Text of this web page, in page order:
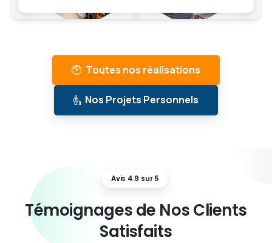
Toutes nos réalisations
Nos Projets Personnels
Avis 4.9 sur 5
Témoignagesde NosClients
Satisfaits